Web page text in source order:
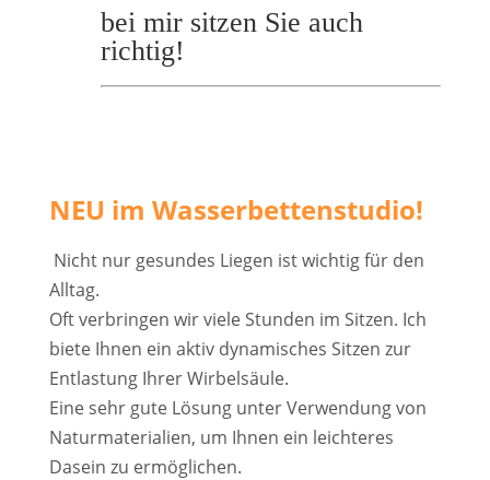
bei mir sitzen Sie auch
richtig!
NEU im Wasserbettenstudio!
Nicht nur gesundes Liegen ist wichtig für den
Alltag.
Oft verbringen wir viele Stunden im Sitzen. Ich
biete Ihnen ein aktiv dynamisches Sitzen zur
Entlastung Ihrer Wirbelsäule.
Eine sehr gute Lösung unter Verwendung von
Naturmaterialien, um Ihnen ein leichteres
Dasein zu ermöglichen.